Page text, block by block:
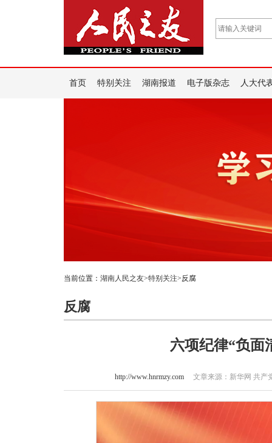
首页 特别关注 湖南报道 电子版杂志 人大代
当前位置： 湖南人民之友>特别关注>反腐
反腐
六项纪律“负面
http://www.hnrmzy.com文章来源：新华网 共产